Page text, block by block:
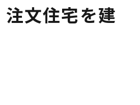
文住宅を建